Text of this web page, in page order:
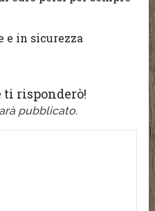
e in sicurezza
ti risponderò!
pubblicato.